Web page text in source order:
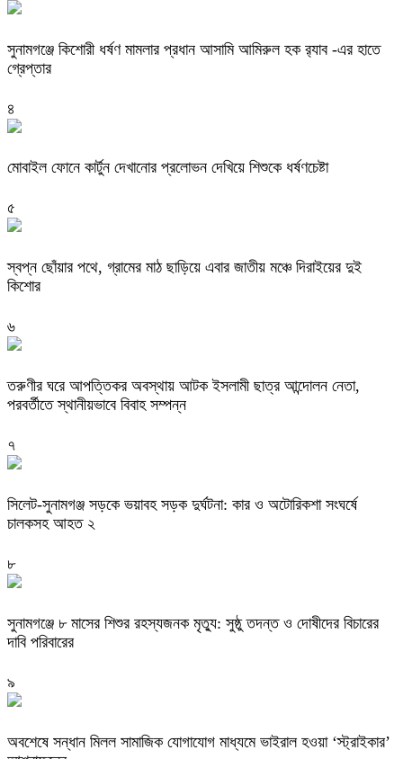
‎সুনামগঞ্জে কিশোরী ধর্ষণ মামলার প্রধান আসামি আমিরুল হক র‌্যাব -এর হাতে
গ্রেপ্তার
৪
মোবাইল ফোনে কার্টুন দেখানোর প্রলোভন দেখিয়ে শিশুকে ধর্ষণচেষ্টা
৫
স্বপ্ন ছোঁয়ার পথে, গ্রামের মাঠ ছাড়িয়ে এবার জাতীয় মঞ্চে দিরাইয়ের দুই
কিশোর
৬
তরুণীর ঘরে আপত্তিকর অবস্থায় আটক ইসলামী ছাত্র আন্দোলন নেতা,
পরবর্তীতে স্থানীয়ভাবে বিবাহ সম্পন্ন
৭
সিলেট-সুনামগঞ্জ সড়কে ভয়াবহ সড়ক দুর্ঘটনা: কার ও অটোরিকশা সংঘর্ষে
চালকসহ আহত ২
৮
সুনামগঞ্জে ৮ মাসের শিশুর রহস্যজনক মৃত্যু: সুষ্ঠু তদন্ত ও দোষীদের বিচারের
দাবি পরিবারের
৯
অবশেষে সন্ধান মিলল সামাজিক যোগাযোগ মাধ্যমে ভাইরাল হওয়া ‘স্ট্রাইকার’